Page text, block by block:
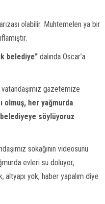
olabilir. Muhtemelen ya bir
belediye” dalında Oscar’a
gazetemize
olmuş, her yağmurda
söylüyoruz
sokağının videosunu
evleri su doluyor,
altyapı yok, haber yapalım diye